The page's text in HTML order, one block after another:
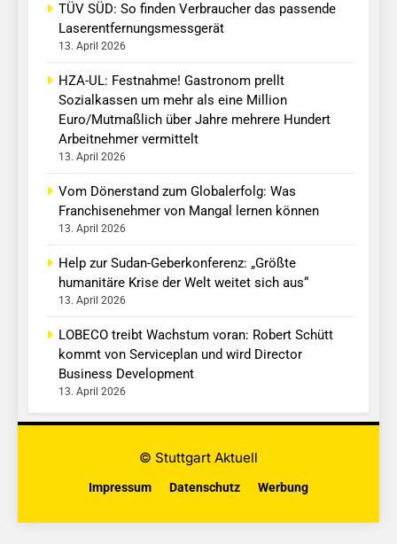
TÜV SÜD: So finden Verbraucher das passende
Laserentfernungsmessgerät
13. April 2026
HZA-UL: Festnahme! Gastronom prellt
Sozialkassen um mehr als eine Million
Euro/Mutmaßlich über Jahre mehrere Hundert
Arbeitnehmer vermittelt
13. April 2026
Vom Dönerstand zum Globalerfolg: Was
Franchisenehmer von Mangal lernen können
13. April 2026
Help zur Sudan-Geberkonferenz: „Größte
humanitäre Krise der Welt weitet sich aus“
13. April 2026
LOBECO treibt Wachstum voran: Robert Schütt
kommt von Serviceplan und wird Director
Business Development
13. April 2026
© Stuttgart Aktuell
Impressum Datenschutz Werbung